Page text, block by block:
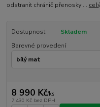
odstranit chránič přenosky ...
Dostupnost
Skladem
Barevné provedení
8 990 Kč/ks
7 430 Kč bez DPH